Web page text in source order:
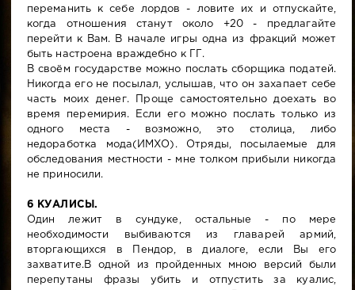
переманить к себе лордов - ловите их и отпускайте,
когда отношения станут около +20 - предлагайте
перейти к Вам. В начале игры одна из фракций может
быть настроена враждебно к ГГ.
В своём государстве можно послать сборщика податей.
Никогда его не посылал, услышав, что он захапает себе
часть моих денег. Проще самостоятельно доехать во
время перемирия. Если его можно послать только из
одного места - возможно, это столица, либо
недоработка мода(ИМХО). Отряды, посылаемые для
обследования местности - мне толком прибыли никогда
не приносили.
6 КУАЛИСЫ.
Один лежит в сундуке, остальные - по мере
необходимости выбиваются из главарей армий,
вторгающихся в Пендор, в диалоге, если Вы его
захватите.В одной из пройденных мною версий были
перепутаны фразы убить и отпустить за куалис,